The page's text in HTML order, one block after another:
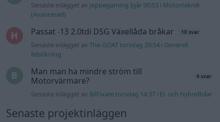
Senaste inlägget av Jeppegaming Igår 00:53 i Motorteknik
(Avancerad)
Passat -13 2.0tdi DSG Växellåda bråkar 10 svar
Senaste inlägget avThe-GOAT torsdag 20:54 i Generell
felsökning
Man man ha mindre ström till
Motorvärmare?
4 svar
Senaste inlägget av BilFixare torsdag 14:37 i El- och hybridbilar
Senaste projektinläggen